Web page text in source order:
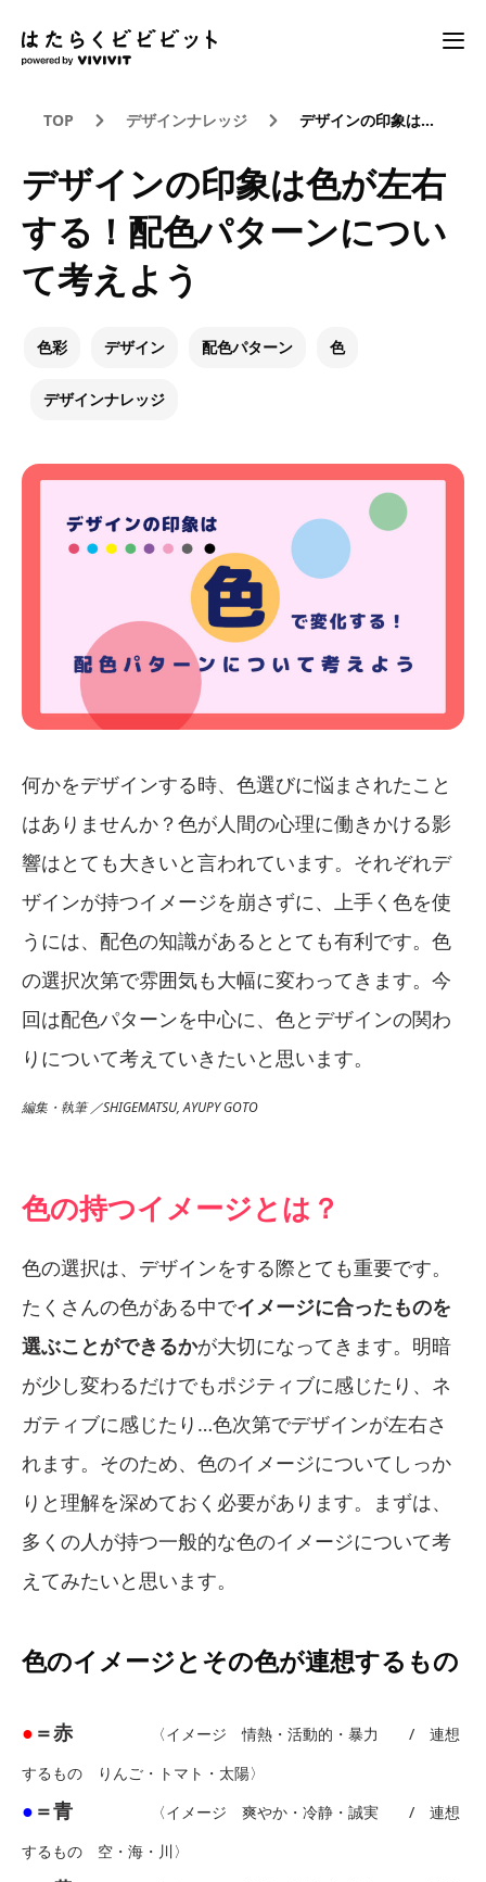
TOP デザインナレッジ デザインの印象は色が左右する！配色パターンについて考えよう
デザインの印象は色が左右
する！配色パターンについ
て考えよう
色彩 デザイン 配色パターン 色
デザインナレッジ
何かをデザインする時、色選びに悩まされたこと
はありませんか？色が人間の心理に働きかける影
響はとても大きいと言われています。それぞれデ
ザインが持つイメージを崩さずに、上手く色を使
うには、配色の知識があるととても有利です。色
の選択次第で雰囲気も大幅に変わってきます。今
回は配色パターンを中心に、色とデザインの関わ
りについて考えていきたいと思います。
編集・執筆 ／SHIGEMATSU, AYUPY GOTO
色の持つイメージとは？
色の選択は、デザインをする際とても重要です。
たくさんの色がある中でイメージに合ったものを
選ぶことができるかが大切になってきます。明暗
が少し変わるだけでもポジティブに感じたり、ネ
ガティブに感じたり…色次第でデザインが左右さ
れます。そのため、色のイメージについてしっか
りと理解を深めておく必要があります。まずは、
多くの人が持つ一般的な色のイメージについて考
えてみたいと思います。
色のイメージとその色が連想するもの
● ＝赤
〈イメージ 情熱・活動的・暴力 / 連想
するもの りんご・トマト・太陽〉
● ＝青
〈イメージ 爽やか・冷静・誠実 / 連想
するもの 空・海・川〉